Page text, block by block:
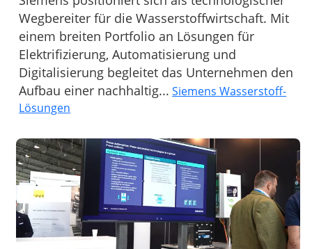
Wegbereiter für die Wasserstoffwirtschaft. Mit
einem breiten Portfolio an Lösungen für
Elektrifizierung, Automatisierung und
Digitalisierung begleitet das Unternehmen den
Aufbau einer nachhaltig... Siemens Wasserstoff-
Lösungen